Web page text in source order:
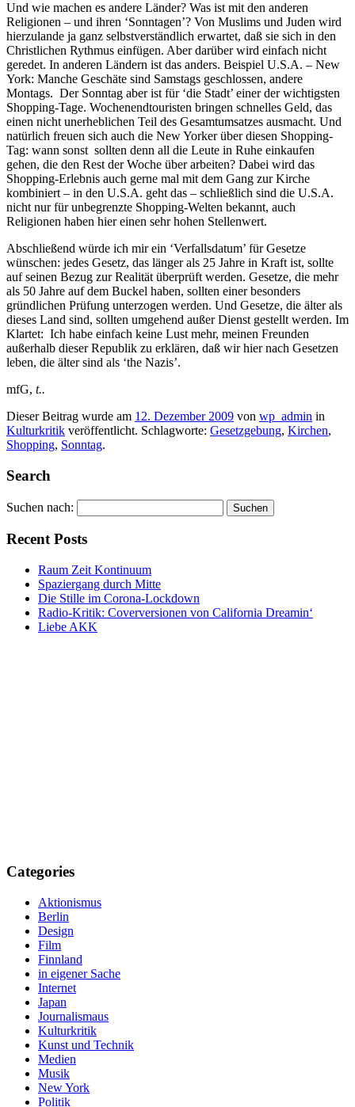
Und wie machen es andere Länder? Was ist mit den anderen
Religionen – und ihren ‘Sonntagen’? Von Muslims und Juden wird
hierzulande ja ganz selbstverständlich erwartet, daß sie sich in den
Christlichen Rythmus einfügen. Aber darüber wird einfach nicht
geredet. In anderen Ländern ist das anders. Beispiel U.S.A. – New
York: Manche Geschäte sind Samstags geschlossen, andere
Montags. Der Sonntag aber ist für ‘die Stadt’ einer der wichtigsten
Shopping-Tage. Wochenendtouristen bringen schnelles Geld, das
einen nicht unerheblichen Teil des Gesamtumsatzes ausmacht. Und
natürlich freuen sich auch die New Yorker über diesen Shopping-
Tag: wann sonst sollten denn all die Leute in Ruhe einkaufen
gehen, die den Rest der Woche über arbeiten? Dabei wird das
Shopping-Erlebnis auch gerne mal mit dem Gang zur Kirche
kombiniert – in den U.S.A. geht das – schließlich sind die U.S.A.
nicht nur für unbegrenzte Shopping-Welten bekannt, auch
Religionen haben hier einen sehr hohen Stellenwert.
Abschließend würde ich mir ein ‘Verfallsdatum’ für Gesetze
wünschen: jedes Gesetz, das länger als 25 Jahre in Kraft ist, sollte
auf seinen Bezug zur Realität überprüft werden. Gesetze, die mehr
als 50 Jahre auf dem Buckel haben, sollten einer besonders
gründlichen Prüfung unterzogen werden. Und Gesetze, die älter als
dieses Land sind, sollten umgehend außer Dienst gestellt werden. Im
Klartet: Ich habe einfach keine Lust mehr, meinen Freunden
außerhalb dieser Republik zu erklären, daß wir hier nach Gesetzen
leben, die älter sind als ‘the Nazis’.
mfG, t..
Dieser Beitrag wurde am 12. Dezember 2009 von wp_admin in
Kulturkritik veröffentlicht. Schlagworte: Gesetzgebung, Kirchen,
Shopping, Sonntag.
Search
Suchen nach:
Recent Posts
Raum Zeit Kontinuum
Spaziergang durch Mitte
Die Stille im Corona-Lockdown
Radio-Kritik: Coverversionen von California Dreamin‘
Liebe AKK
Categories
Aktionismus
Berlin
Design
Film
Finnland
in eigener Sache
Internet
Japan
Journalismaus
Kulturkritik
Kunst und Technik
Medien
Musik
New York
Politik